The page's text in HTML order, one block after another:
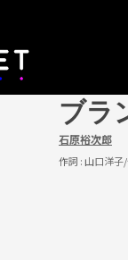
ブラ
石原裕次郎
作詞 :山口洋子